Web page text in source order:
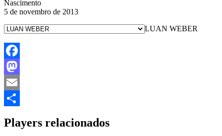
Nascimento
5 de novembro de 2013
LUAN WEBER
Facebook
Mastodon
Email
Players relacionados